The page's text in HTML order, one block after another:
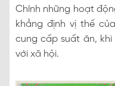
Chính những hoạt
khẳng định vị thế
cung cấp suất ăn,
với xã hội.